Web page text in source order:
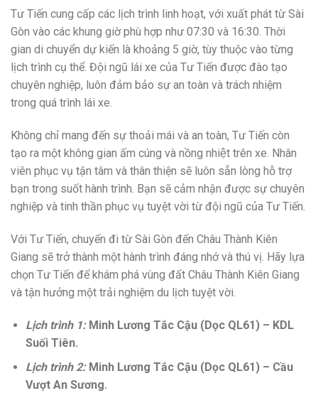
Tư Tiến cung cấp các lịch trình linh hoạt, với xuất phát từ Sài
Gòn vào các khung giờ phù hợp như 07:30 và 16:30. Thời
gian di chuyển dự kiến là khoảng 5 giờ, tùy thuộc vào từng
lịch trình cụ thể. Đội ngũ lái xe của Tư Tiến được đào tạo
chuyên nghiệp, luôn đảm bảo sự an toàn và trách nhiệm
trong quá trình lái xe.
Không chỉ mang đến sự thoải mái và an toàn, Tư Tiến còn
tạo ra một không gian ấm cúng và nồng nhiệt trên xe. Nhân
viên phục vụ tận tâm và thân thiện sẽ luôn sẵn lòng hỗ trợ
bạn trong suốt hành trình. Bạn sẽ cảm nhận được sự chuyên
nghiệp và tinh thần phục vụ tuyệt vời từ đội ngũ của Tư Tiến.
Với Tư Tiến, chuyến đi từ Sài Gòn đến Châu Thành Kiên
Giang sẽ trở thành một hành trình đáng nhớ và thú vị. Hãy lựa
chọn Tư Tiến để khám phá vùng đất Châu Thành Kiên Giang
và tận hưởng một trải nghiệm du lịch tuyệt vời.
Lịch trình 1:Minh Lương Tắc Cậu (Dọc QL61) – KDL
Suối Tiên.
Lịch trình 2:Minh Lương Tắc Cậu (Dọc QL61) – Cầu
Vượt An Sương.